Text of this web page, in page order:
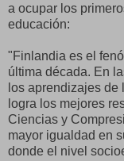
a ocupar los
educación:
"Finlandia es el
última década. En
los aprendizajes
logra los mejores
Ciencias y
mayor igualdad en
donde el nivel